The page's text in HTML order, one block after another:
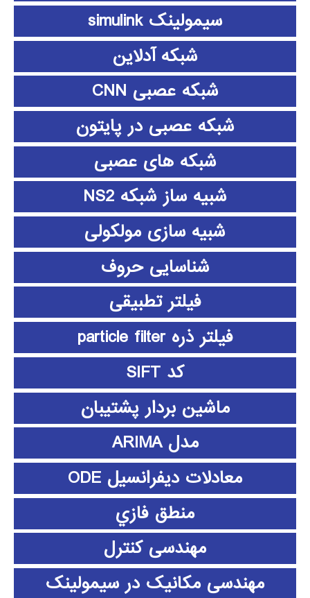
سیمولینک simulink
شبکه آدلاین
شبکه عصبی CNN
شبکه عصبی در پایتون
شبکه های عصبی
شبیه ساز شبکه NS2
شبیه سازی مولکولی
شناسایی حروف
فیلتر تطبیقی
فیلتر ذره particle filter
کد SIFT
ماشین بردار پشتیبان
مدل ARIMA
معادلات دیفرانسیل ODE
منطق فازي
مهندسی کنترل
مهندسی مکانیک در سیمولینک